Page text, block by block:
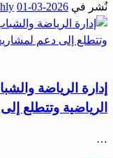
Share
نُشر في 2026-03-01
إدارة الرياضة
الرياضية وتتطلع
…